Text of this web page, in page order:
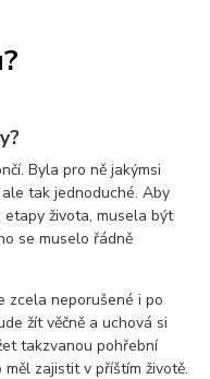
Byla pro ně jakýmsi
tak jednoduché. Aby
života, musela být
se muselo řádně
zcela neporušené i po
žít věčně a uchová si
takzvanou pohřební
zajistit v příštím životě.